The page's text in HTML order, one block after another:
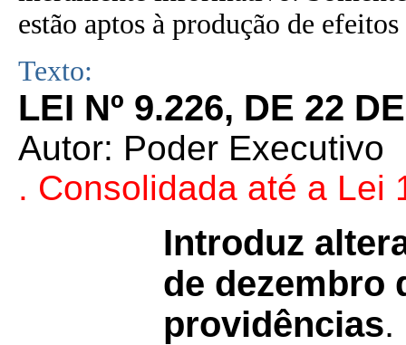
estão aptos à produção de
Texto:
LEI Nº 9.226, DE 22
Autor: Poder Executivo
. Consolidada até a Lei
Introduz
de dezembro
providências.